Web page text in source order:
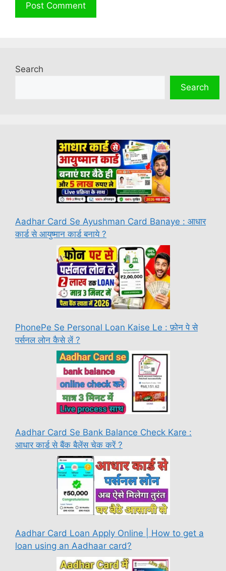
Search
Search
Aadhar Card Se Ayushman Card Banaye : आधार
कार्ड से आयुष्मान कार्ड बनाये ?
PhonePe Se Personal Loan Kaise Le : फ़ोन पे से
पर्सनल लोन कैसे लें ?
Aadhar Card Se Bank Balance Check Kare :
आधार कार्ड से बैंक बैलेंस चेक करें ?
Aadhar Card Loan Apply Online | How to get a
loan using an Aadhaar card?